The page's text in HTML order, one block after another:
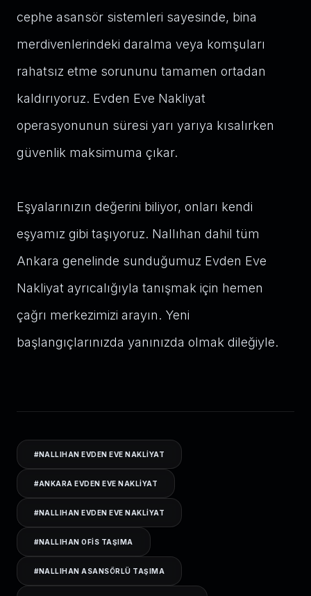
cephe asansör sistemleri sayesinde, bina
merdivenlerindeki daralma veya komşuları
rahatsız etme sorununu tamamen ortadan
kaldırıyoruz. Evden Eve Nakliyat
operasyonunun süresi yarı yarıya kısalırken
güvenlik maksimuma çıkar.
Eşyalarınızın değerini biliyor, onları kendi
eşyamız gibi taşıyoruz. Nallıhan dahil tüm
Ankara genelinde sunduğumuz Evden Eve
Nakliyat ayrıcalığıyla tanışmak için hemen
çağrı merkezimizi arayın. Yeni
başlangıçlarınızda yanınızda olmak dileğiyle.
#NALLIHAN EVDEN EVE NAKLIYAT
#ANKARA EVDEN EVE NAKLIYAT
#NALLIHAN EVDEN EVE NAKLIYAT
#NALLIHAN OFIS TAŞIMA
#NALLIHAN ASANSÖRLÜ TAŞIMA